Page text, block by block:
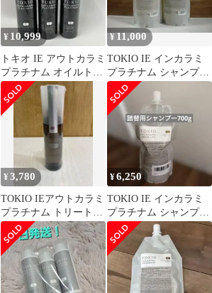
¥ 10,999
トキオ IE アウトカラミ
プラチナム オイルトリ
ートメント 100ml ３
本
¥11,000
TOKIO IE インカラミ
プラチナム シャンプー
詰め替え用 700ml×2
¥3,780
TOKIO IEアウトカラミ
プラチナム トリートメ
ントオイル 100m
¥6,250
TOKIO IE インカラミ
プラチナム シャンプー
700g 詰め替え用